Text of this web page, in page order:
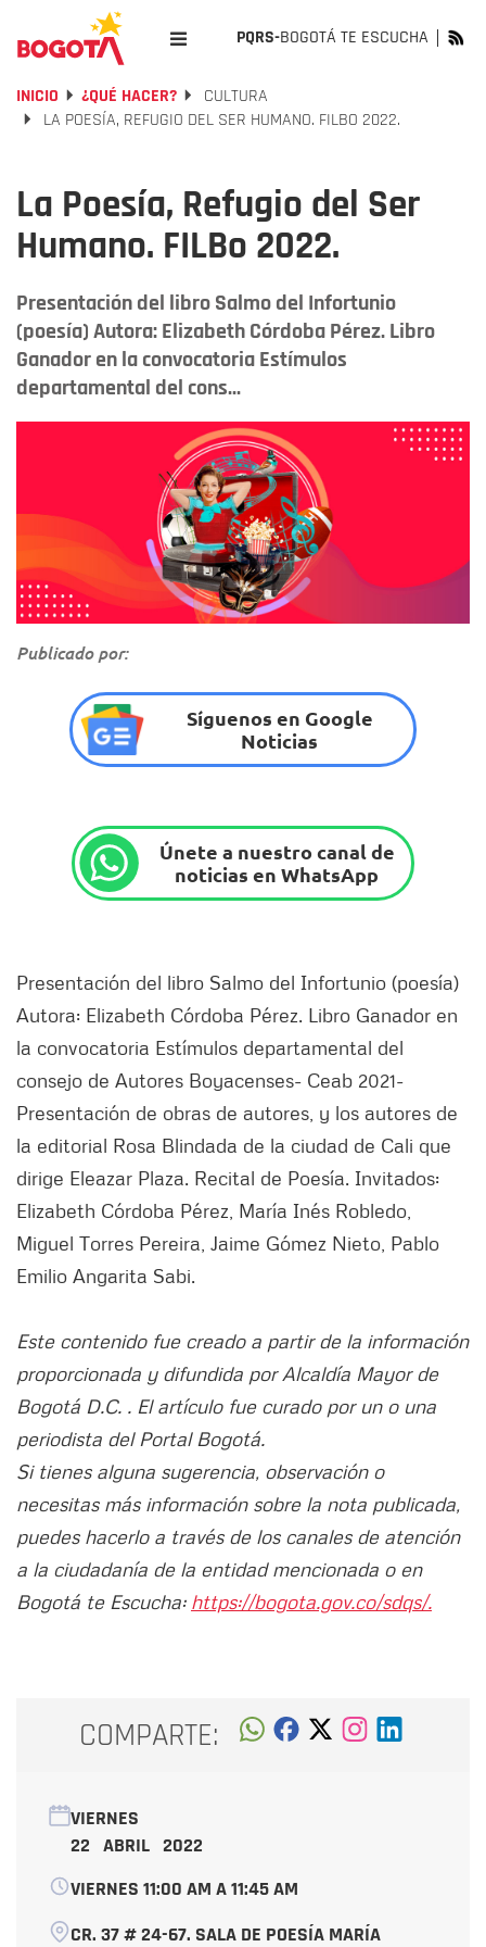
PQRS-BOGOTÁ TE ESCUCHA
INICIO ¿QUÉ HACER?
CULTURA
LA POESÍA, REFUGIO DEL SER HUMANO. FILBO 2022.
La Poesía, Refugio del Ser
Humano. FILBo 2022.
Presentación del libro Salmo del Infortunio
(poesía) Autora: Elizabeth Córdoba Pérez. Libro
Ganador en la convocatoria Estímulos
departamental del cons...
Publicado por:
Síguenos en Google
Noticias
Únete a nuestro canal de
noticias en WhatsApp
Presentación del libro Salmo del Infortunio (poesía)
Autora: Elizabeth Córdoba Pérez. Libro Ganador en
la convocatoria Estímulos departamental del
consejo de Autores Boyacenses- Ceab 2021-
Presentación de obras de autores, y los autores de
la editorial Rosa Blindada de la ciudad de Cali que
dirige Eleazar Plaza. Recital de Poesía. Invitados:
Elizabeth Córdoba Pérez, María Inés Robledo,
Miguel Torres Pereira, Jaime Gómez Nieto, Pablo
Emilio Angarita Sabi.
Este contenido fue creado a partir de la información
proporcionada y difundida por Alcaldía Mayor de
Bogotá D.C. . El artículo fue curado por un o una
periodista del Portal Bogotá.
Si tienes alguna sugerencia, observación o
necesitas más información sobre la nota publicada,
puedes hacerlo a través de los canales de atención
a la ciudadanía de la entidad mencionada o en
Bogotá te Escucha: https://bogota.gov.co/sdqs/.
COMPARTE:
VIERNES
22 ABRIL 2022
VIERNES 11:00 AM A 11:45 AM
CR. 37 # 24-67. SALA DE POESÍA MARÍA